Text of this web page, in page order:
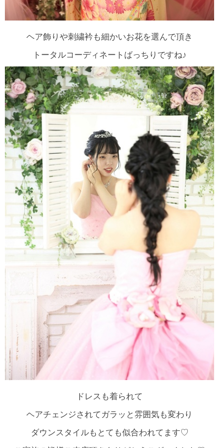
ヘア飾りや刺繍衿も細かいお花を選んで頂き
トータルコーディネートばっちりですね♪
ドレスも着られて
ヘアチェンジされてガラッと雰囲気も変わり
ダウンスタイルもとても似合われてます♡